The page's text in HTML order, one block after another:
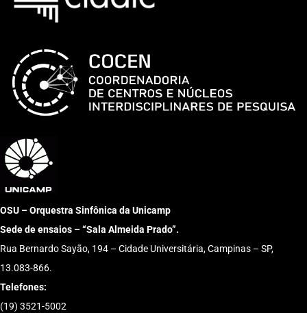
OSU – Orquestra Sinfônica da Unicamp
Sede de ensaios – “Sala Almeida Prado”.
Rua Bernardo Sayão, 194 – Cidade Universitária, Campinas – SP,
13.083-866.
Telefones:
(19) 3521-5002